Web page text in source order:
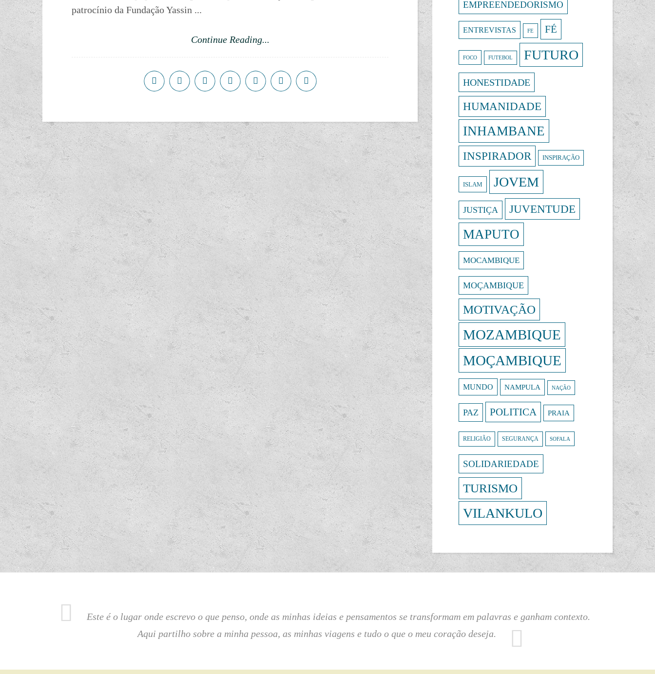
patrocínio da Fundação Yassin ...
Continue Reading...
EMPREENDEDORISMO
ENTREVISTAS FE FÉ
FOCO FUTEBOL FUTURO
HONESTIDADE
HUMANIDADE
INHAMBANE
INSPIRADOR INSPIRAÇÃO
ISLAM JOVEM
JUSTIÇA JUVENTUDE
MAPUTO
MOCAMBIQUE
MOÇAMBIQUE
MOTIVAÇÃO
MOZAMBIQUE
MOÇAMBIQUE
MUNDO NAMPULA NAÇÃO
PAZ POLITICA PRAIA
RELIGIÃO SEGURANÇA SOFALA
SOLIDARIEDADE
TURISMO
VILANKULO
Este é o lugar onde escrevo o que penso, onde as minhas ideias e pensamentos se transformam em palavras e ganham contexto.
Aqui partilho sobre a minha pessoa, as minhas viagens e tudo o que o meu coração deseja.